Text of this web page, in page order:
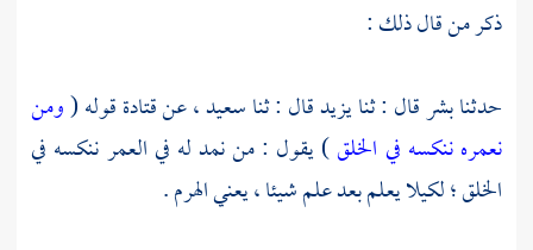
ذكر من قال ذلك :
حدثنابشرقال : ثنايزيدقال : ثناسعيد ،عنقتادةقوله (ومن
نعمره ننكسه في الخلق) يقول : من نمد له في العمر ننكسه في
الخلق ؛ لكيلا يعلم بعد علم شيئا ، يعني الهرم .